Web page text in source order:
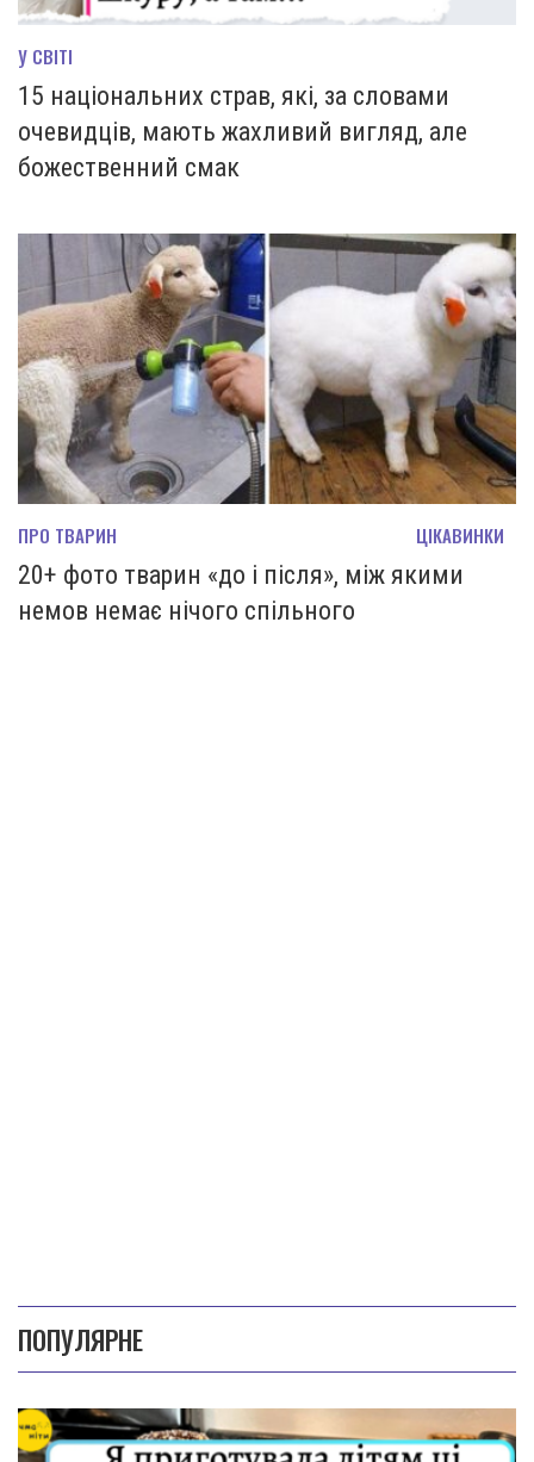
У СВІТІ
15 національних страв, які, за словами
очевидців, мають жахливий вигляд, але
божественний смак
ПРО ТВАРИН ЦІКАВИНКИ
20+ фото тварин «до і після», між якими
немов немає нічого спільного
ПОПУЛЯРНЕ